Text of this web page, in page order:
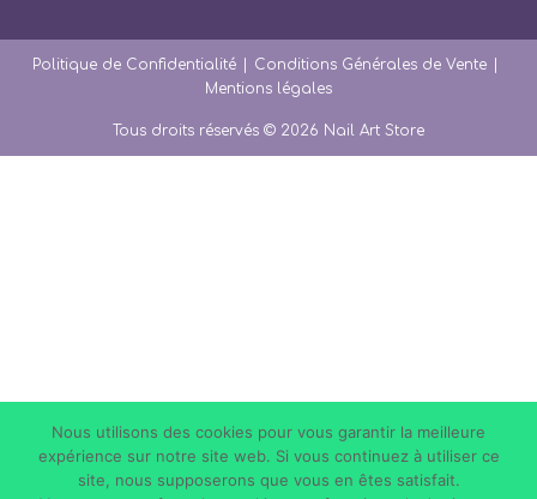
onglet onglet onglet
Politique de Confidentialité
Conditions Générales de Vente
Mentions légales
Tous droits réservés © 2026 Nail Art Store
Nous utilisons des cookies pour vous garantir la meilleure
expérience sur notre site web. Si vous continuez à utiliser ce
site, nous supposerons que vous en êtes satisfait.